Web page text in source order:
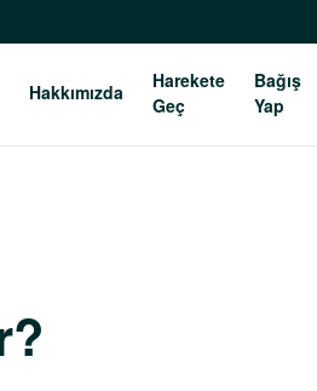
Hakkımızda
Harekete
Geç
Bağış
Yap